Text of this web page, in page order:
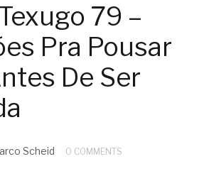
79 –
Pra Pousar
De Ser
Scheid 0 COMMENTS